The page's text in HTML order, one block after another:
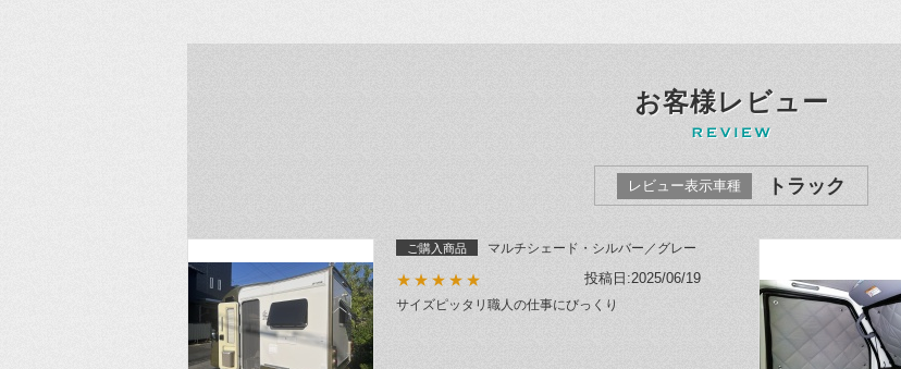
お客様レビュー
レビュー表示車種 トラック
ご購入商品 マルチシェード・シルバー／グレー
★★★★★ 投稿日:2025/06/19
サイズピッタリ職人の仕事にびっくり